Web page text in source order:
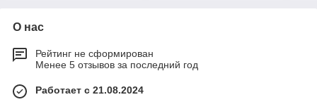
О нас
Рейтинг не сформирован
Менее 5 отзывов за последний год
Работает с 21.08.2024